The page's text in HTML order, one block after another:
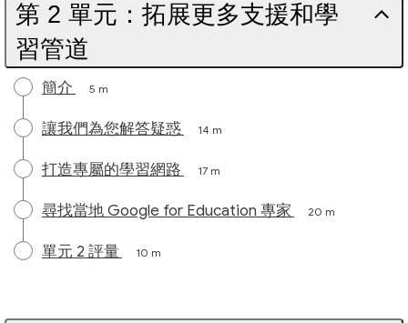
第 2 單元：拓展更多支援和學
習管道
簡介 5 m
讓我們為您解答疑惑 14 m
打造專屬的學習網路 17 m
尋找當地 Google for Education 專家 20 m
單元 2 評量 10 m